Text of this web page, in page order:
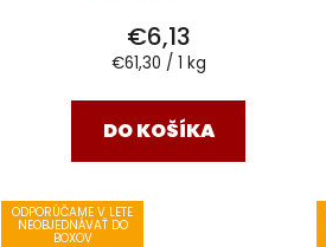
€6,13
Jednotková
€61,30 / 1 kg
DO KOŠÍKA
ODPORÚČAME V LETE
NEOBJEDNÁVAŤ DO
BOXOV